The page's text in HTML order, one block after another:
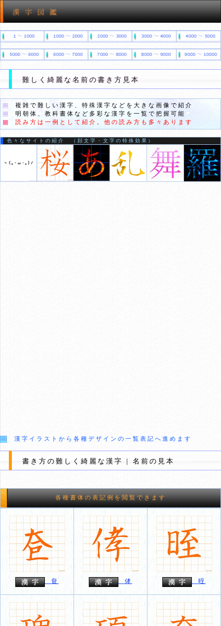
難しく綺麗な名前の書き方見本
複雑で難しい漢字、特殊漢字などを大きな画像で紹介
明朝体、教科書体など多彩な漢字を一覧で把握可能
読み方は一例として紹介。他の読み方も多々あります
色々なサイトの紹介 （顔文字・文字の特殊効果）
漢字イラストから各種デザインの一覧表記へ進めます
書き方の難しく綺麗な漢字 | 名前の見本
各種書体の表記例を閲覧できます
奆 侾 晊